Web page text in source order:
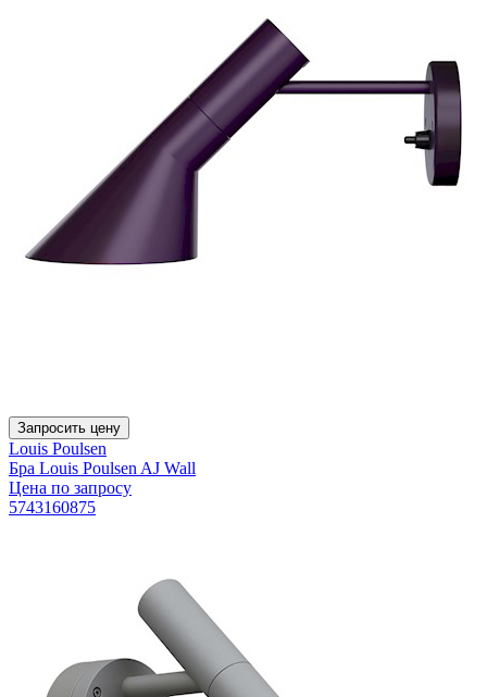
Запросить цену
Louis Poulsen
Бра Louis Poulsen AJ Wall
Цена по запросу
5743160875